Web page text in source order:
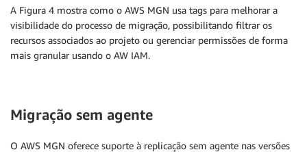
A Figura 4 mostra como o AWS MGN usa tags para melhorar a
visibilidade do processo de migração, possibilitando filtrar os
recursos associados ao projeto ou gerenciar permissões de forma
mais granular usando o AW IAM.
Migração sem agente
O AWS MGN oferece suporte à replicação sem agente nas versões